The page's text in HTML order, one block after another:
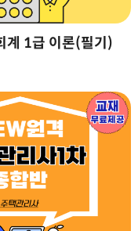
계 1급 이론(필기)